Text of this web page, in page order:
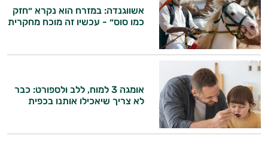
אשווגנדה: במזרח הוא נקרא ״חזק
כמו סוס״ - עכשיו זה מוכח מחקרית
אומגה 3 למוח, ללב ולספורט: כבר
לא צריך שיאכילו אותנו בכפית